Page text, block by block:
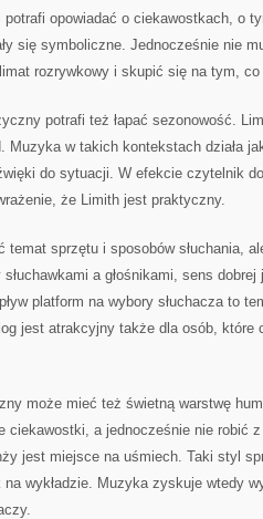
potrafi opowiadać o ciekawostkach, o
się symboliczne. Jednocześnie nie
rozrywkowy i skupić się na tym,
potrafi też łapać sezonowość.
Muzyka w takich kontekstach działa
do sytuacji. W efekcie czytelnik
że Limith jest praktyczny.
temat sprzętu i sposobów słuchania,
a głośnikami, sens
platform na wybory słuchacza to
jest atrakcyjny także dla osób, które
może mieć też świetną warstwę
ciekawostki, a jednocześnie nie robić
jest miejsce na uśmiech. Taki styl
na wykładzie. Muzyka zyskuje wtedy